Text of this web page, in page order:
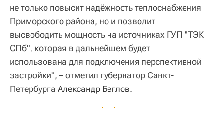
не только повысит надёжность теплоснабжения
Приморского района, но и позволит
высвободить мощность на источниках ГУП "ТЭК
СПб", которая в дальнейшем будет
использована для подключения перспективной
застройки", – отметил губернатор Санкт-
Петербурга Александр Беглов.